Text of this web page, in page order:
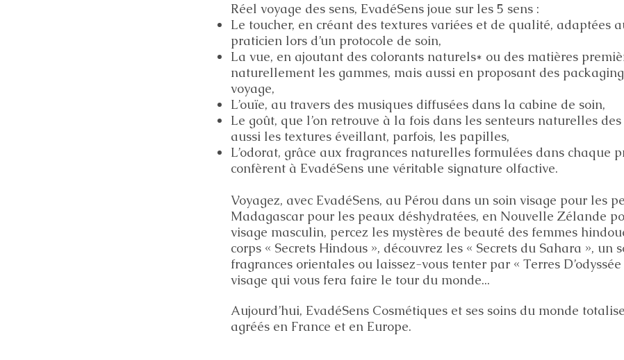
Réel voyage des sens, EvadéSens joue sur les 5 sens :
Le toucher, en créant des textures variées et de qualité, adaptées
praticien lors d’un protocole de soin,
La vue, en ajoutant des colorants naturels* ou des matières
naturellement les gammes, mais aussi en proposant des
voyage,
L’ouïe, au travers des musiques diffusées dans la cabine de soin,
Le goût, que l’on retrouve à la fois dans les senteurs naturelles
aussi les textures éveillant, parfois, les papilles,
L’odorat, grâce aux fragrances naturelles formulées dans chaque
confèrent à EvadéSens une véritable signature olfactive.
Voyagez, avec EvadéSens, au Pérou dans un soin visage pour les
Madagascar pour les peaux déshydratées, en Nouvelle Zélande
visage masculin, percez les mystères de beauté des femmes
corps « Secrets Hindous », découvrez les « Secrets du Sahara », un
fragrances orientales ou laissez-vous tenter par « Terres
visage qui vous fera faire le tour du monde...
Aujourd’hui, EvadéSens Cosmétiques et ses soins du monde
agréés en France et en Europe.